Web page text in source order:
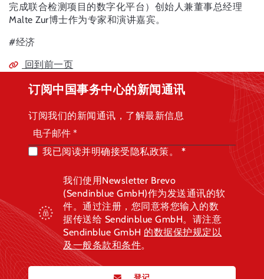
完成联合检测项目的数字化平台）创始人兼董事总经理
Malte Zur博士作为专家和演讲嘉宾。
#经济
回到前一页
订阅中国事务中心的新闻通讯
订阅我们的新闻通讯，了解最新信息
我已阅读并明确接受隐私政策。
我们使用Newsletter Brevo
(Sendinblue GmbH)作为发送通讯的软
件。通过注册，您同意将您输入的数
据传送给 Sendinblue GmbH。请注意
Sendinblue GmbH 的数据保护规定以
及一般条款和条件。